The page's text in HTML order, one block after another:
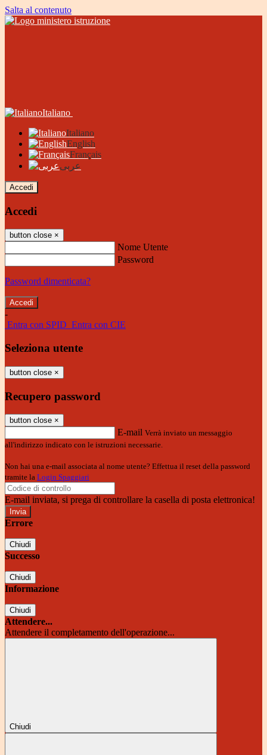
Salta al contenuto
Italiano
Italiano
English
Français
عربى
Accedi
Accedi
button close ×
Nome Utente
Password
Password dimenticata?
-
Entra con SPID Entra con CIE
Seleziona utente
button close ×
Recupero password
button close ×
E-mail Verrà inviato un messaggio
all'indirizzo indicato con le istruzioni necessarie.
Non hai una e-mail associata al nome utente? Effettua il reset della password
tramite la Login Spaggiari
E-mail inviata, si prega di controllare la casella di posta elettronica!
Errore
Chiudi
Successo
Chiudi
Informazione
Chiudi
Attendere...
Attendere il completamento dell'operazione...
Chiudi